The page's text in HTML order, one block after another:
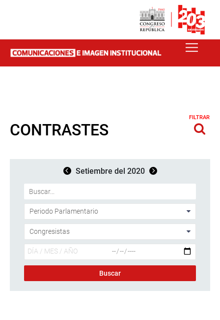
CONTRASTES
FILTRAR
Setiembre del 2020